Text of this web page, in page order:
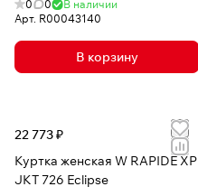
0 0
В наличии
Арт. R00043140
В корзину
22 773 ₽
Куртка женская W RAPIDE XP
JKT 726 Eclipse